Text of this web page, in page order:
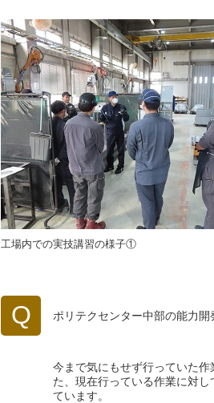
工場内での実技講習の様子①
Q ポリテクセンター中部の能力開
今まで気にもせず行っていた
た、現在行っている作業に対
ています。